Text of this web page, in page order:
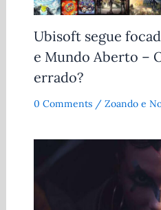
Ubisoft segue
e Mundo Aberto –
errado?
0 Comments / Zoando e